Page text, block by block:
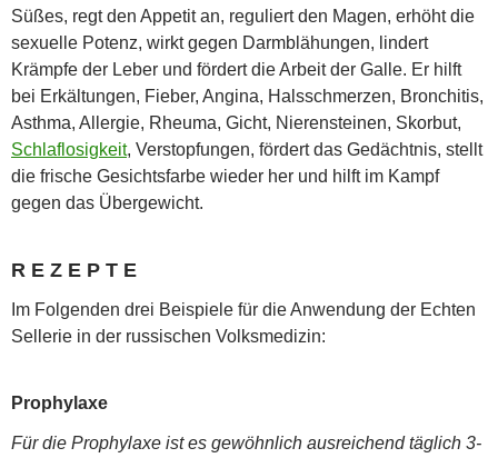
Süßes, regt den Appetit an, reguliert den Magen, erhöht die
sexuelle Potenz, wirkt gegen Darmblähungen, lindert
Krämpfe der Leber und fördert die Arbeit der Galle. Er hilft
bei Erkältungen, Fieber, Angina, Halsschmerzen, Bronchitis,
Asthma, Allergie, Rheuma, Gicht, Nierensteinen, Skorbut,
Schlaflosigkeit, Verstopfungen, fördert das Gedächtnis, stellt
die frische Gesichtsfarbe wieder her und hilft im Kampf
gegen das Übergewicht.
R E Z E P T E
Im Folgenden drei Beispiele für die Anwendung der Echten
Sellerie in der russischen Volksmedizin:
Prophylaxe
Für die Prophylaxe ist es gewöhnlich ausreichend täglich 3-